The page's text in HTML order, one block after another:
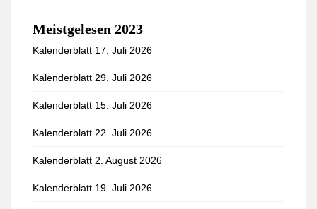
Meistgelesen 2023
Kalenderblatt 17. Juli 2026
Kalenderblatt 29. Juli 2026
Kalenderblatt 15. Juli 2026
Kalenderblatt 22. Juli 2026
Kalenderblatt 2. August 2026
Kalenderblatt 19. Juli 2026